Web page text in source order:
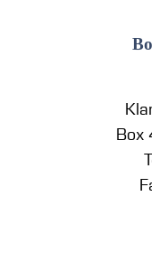
Box